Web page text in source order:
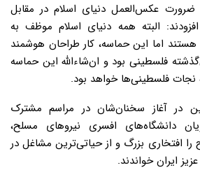
ضرورت عکس‌العمل دنیای اسلام در مقابل
البته همه دنیای اسلام موظف به
اما این حماسه، کار طراحان هوشمند
فلسطینی بود و ان‌شاءالله این حماسه
نجات فلسطینی‌ها خواهد بود.
در آغاز سخنان‌شان در مراسم مشترک
دانشگاه‌های افسری نیروهای مسلح،
را افتخاری بزرگ و از حیاتی‌ترین مشاغل در
ایران خواندند.